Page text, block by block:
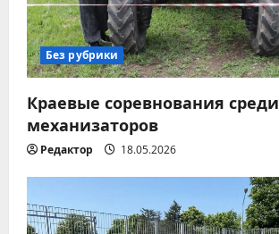
о
з
а
п
и
с
Без рубрики
Краевые соревнования среди
механизаторов
Редактор 18.05.2026